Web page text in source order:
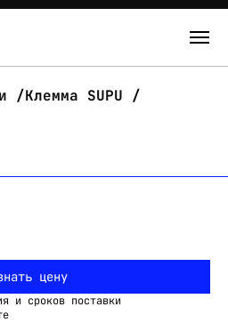
Вход
Клемма SUPU
цену
и сроков поставки